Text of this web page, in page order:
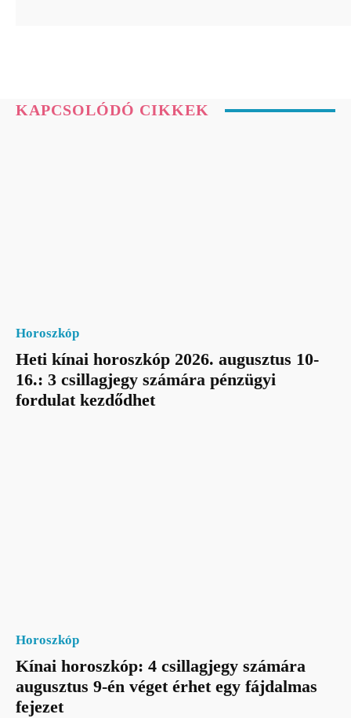
KAPCSOLÓDÓ CIKKEK
Horoszkóp
Heti kínai horoszkóp 2026. augusztus 10-
16.: 3 csillagjegy számára pénzügyi
fordulat kezdődhet
Horoszkóp
Kínai horoszkóp: 4 csillagjegy számára
augusztus 9-én véget érhet egy fájdalmas
fejezet